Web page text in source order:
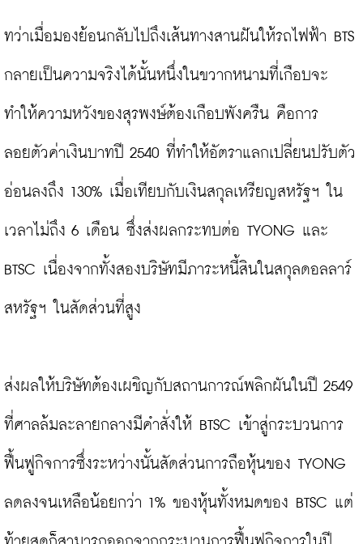
ทว่าเมื่อมองย้อนกลับไปถึงเส้นทางสานฝันให้รถไฟฟ้า BTS
กลายเป็นความจริงได้นั้นหนึ่งในขวากหนามที่เกือบจะ
ทำให้ความหวังของสุรพงษ์ต้องเกือบพังครืน คือการ
ลอยตัวค่าเงินบาทปี 2540 ที่ทำให้อัตราแลกเปลี่ยนปรับตัว
อ่อนลงถึง 130% เมื่อเทียบกับเงินสกุลเหรียญสหรัฐฯ ใน
เวลาไม่ถึง 6 เดือน ซึ่งส่งผลกระทบต่อ TYONG และ
BTSC เนื่องจากทั้งสองบริษัทมีภาระหนี้สินในสกุลดอลลาร์
สหรัฐฯ ในสัดส่วนที่สูง
ส่งผลให้บริษัทต้องเผชิญกับสถานการณ์พลิกผันในปี 2549
ที่ศาลล้มละลายกลางมีคำสั่งให้ BTSC เข้าสู่กระบวนการ
ฟื้นฟูกิจการซึ่งระหว่างนั้นสัดส่วนการถือหุ้นของ TYONG
ลดลงจนเหลือน้อยกว่า 1% ของหุ้นทั้งหมดของ BTSC แต่